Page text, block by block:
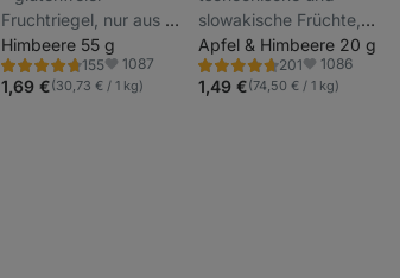
Fruchtriegel, nur aus 4
natürlichen Zutaten,
Ballaststoffquelle
Himbeere 55 g
155
Bewertung
4.7/5,
155
Favoriten
1087
1,69 €(30,73 € / 1 kg)
slowakische Früchte,
ohne Zuckerzusatz und
Konservierungsstoffe,
200 g Früchte pro 20 g
Apfel & Himbeere 20 g
201
Bewertung
4.8/5,
201
Favoriten
1086
1,49 €(74,50 € / 1 kg)